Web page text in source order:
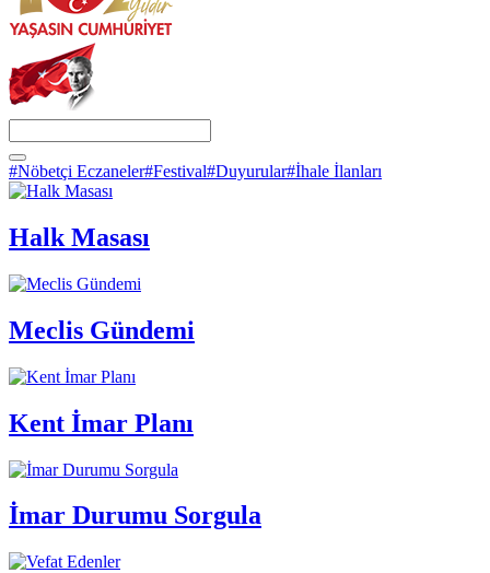
#Nöbetçi Eczaneler#Festival#Duyurular#İhale İlanları
Halk Masası
Meclis Gündemi
Kent İmar Planı
İmar Durumu Sorgula